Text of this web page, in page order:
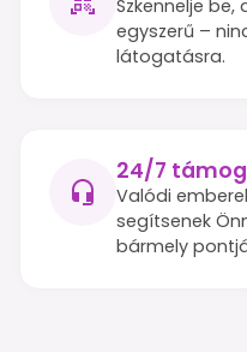
Szkennelje be,
egyszerű –
látogatásra.
24/7
Valódi
segítsenek
bármely